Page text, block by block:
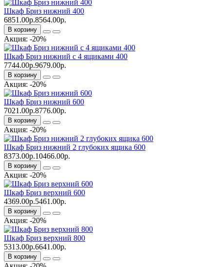
Шкаф Бриз нижний 400
6851.00р.8564.00р.
В корзину
Акция: -20%
Шкаф Бриз нижний с 4 ящиками 400
7744.00р.9679.00р.
В корзину
Акция: -20%
Шкаф Бриз нижний 600
7021.00р.8776.00р.
В корзину
Акция: -20%
Шкаф Бриз нижний 2 глубоких ящика 600
8373.00р.10466.00р.
В корзину
Акция: -20%
Шкаф Бриз верхний 600
4369.00р.5461.00р.
В корзину
Акция: -20%
Шкаф Бриз верхний 800
5313.00р.6641.00р.
В корзину